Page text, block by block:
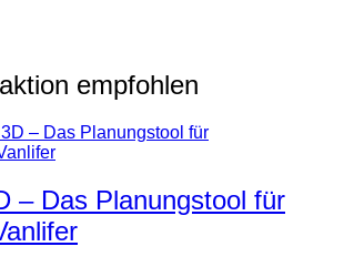
empfohlen
– Das Planungstool für